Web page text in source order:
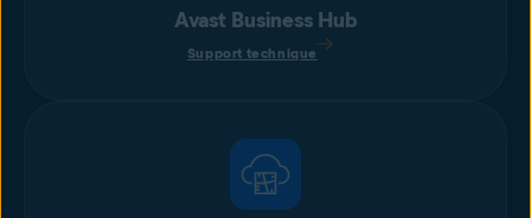
Avast Business Hub
Support technique